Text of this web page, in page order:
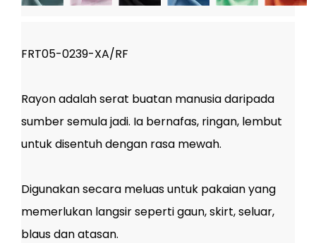
FRT05-0239-XA/RF
Rayon adalah serat buatan manusia daripada
sumber semula jadi. Ia bernafas, ringan, lembut
untuk disentuh dengan rasa mewah.
Digunakan secara meluas untuk pakaian yang
memerlukan langsir seperti gaun, skirt, seluar,
blaus dan atasan.